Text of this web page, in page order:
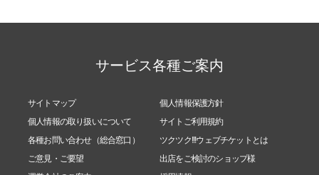
サービス各種ご案内
サイトマップ
個人情報保護方針
個人情報の取り扱いについて
サイトご利用規約
各種お問い合わせ（総合窓口）
ツクツク!!!ウェブチケットとは
ご意見・ご要望
出店をご検討のショップ様